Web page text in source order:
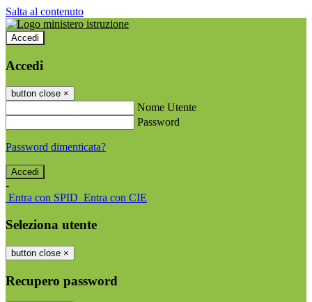
Salta al contenuto
Accedi
Accedi
button close ×
Nome Utente
Password
Password dimenticata?
-
Entra con SPID Entra con CIE
Seleziona utente
button close ×
Recupero password